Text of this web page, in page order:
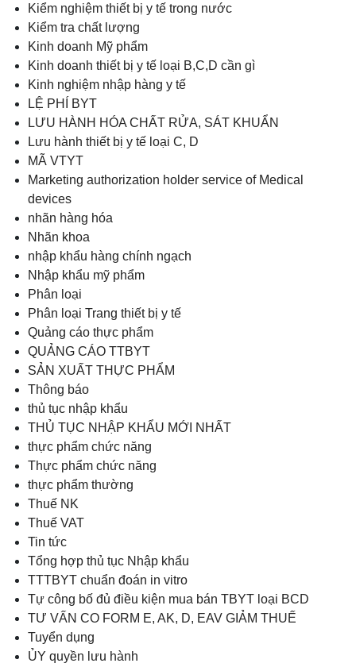
Kiểm nghiệm thiết bị y tế trong nước
Kiểm tra chất lượng
Kinh doanh Mỹ phẩm
Kinh doanh thiết bị y tế loại B,C,D cần gì
Kinh nghiệm nhập hàng y tế
LỆ PHÍ BYT
LƯU HÀNH HÓA CHẤT RỬA, SÁT KHUẨN
Lưu hành thiết bị y tế loại C, D
MÃ VTYT
Marketing authorization holder service of Medical
devices
nhãn hàng hóa
Nhãn khoa
nhập khẩu hàng chính ngạch
Nhập khẩu mỹ phẩm
Phân loại
Phân loại Trang thiết bị y tế
Quảng cáo thực phẩm
QUẢNG CÁO TTBYT
SẢN XUẤT THỰC PHẨM
Thông báo
thủ tục nhập khẩu
THỦ TỤC NHẬP KHẨU MỚI NHẤT
thực phẩm chức năng
Thực phẩm chức năng
thực phẩm thường
Thuế NK
Thuế VAT
Tin tức
Tổng hợp thủ tục Nhập khẩu
TTTBYT chuẩn đoán in vitro
Tự công bố đủ điều kiện mua bán TBYT loại BCD
TƯ VẤN CO FORM E, AK, D, EAV GIẢM THUẾ
Tuyển dụng
ỦY quyền lưu hành